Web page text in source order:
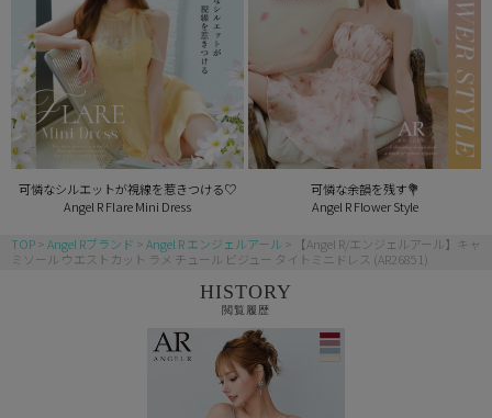
可憐なシルエットが視線を惹きつける♡
Angel R Flare Mini Dress
可憐な余韻を残す💐
Angel R Flower Style
TOP Angel Rブランド Angel R エンジェルアール
【Angel R/エンジェルアール】キャ
ミソール ウエストカット ラメ チュール ビジュー タイトミニドレス (AR26851)
HISTORY
閲覧履歴